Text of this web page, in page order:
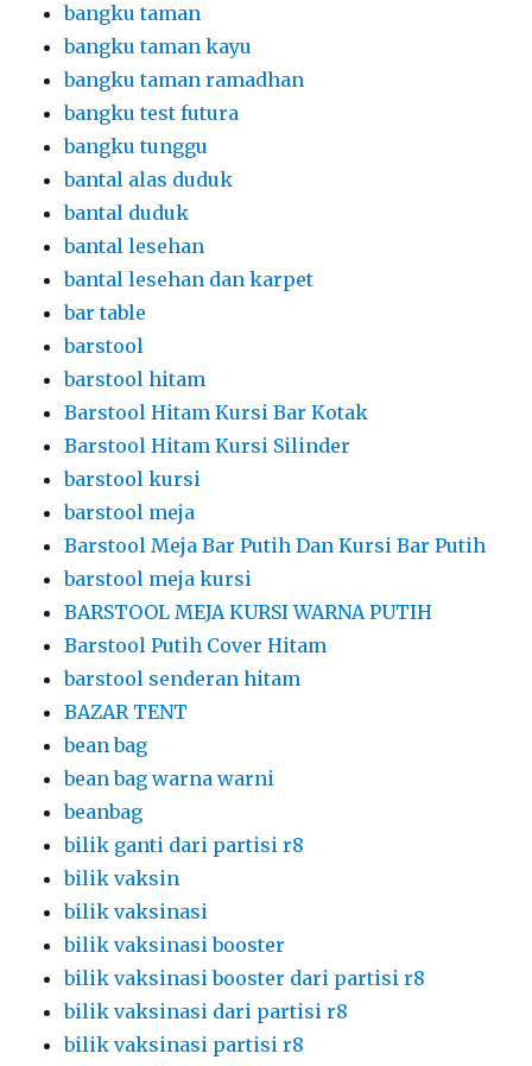
bangku taman
bangku taman kayu
bangku taman ramadhan
bangku test futura
bangku tunggu
bantal alas duduk
bantal duduk
bantal lesehan
bantal lesehan dan karpet
bar table
barstool
barstool hitam
Barstool Hitam Kursi Bar Kotak
Barstool Hitam Kursi Silinder
barstool kursi
barstool meja
Barstool Meja Bar Putih Dan Kursi Bar Putih
barstool meja kursi
BARSTOOL MEJA KURSI WARNA PUTIH
Barstool Putih Cover Hitam
barstool senderan hitam
BAZAR TENT
bean bag
bean bag warna warni
beanbag
bilik ganti dari partisi r8
bilik vaksin
bilik vaksinasi
bilik vaksinasi booster
bilik vaksinasi booster dari partisi r8
bilik vaksinasi dari partisi r8
bilik vaksinasi partisi r8